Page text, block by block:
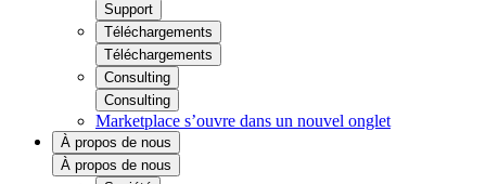
Support
Téléchargements
Téléchargements
Consulting
Consulting
Marketplace s’ouvre dans un nouvel onglet
À propos de nous
À propos de nous